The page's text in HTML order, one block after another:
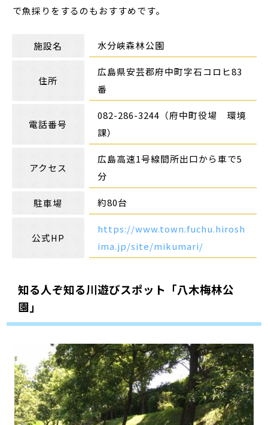
で魚採りをするのもおすすめです。
施設名 水分峡森林公園
住所
広島県安芸郡府中町字石コロヒ83
番
電話番号
082-286-3244（府中町役場 環境
課）
アクセス
広島高速1号線間所出口から車で5
分
駐車場 約80台
公式HP
https://www.town.fuchu.hirosh
ima.jp/site/mikumari/
知る人ぞ知る川遊びスポット「八木梅林公
園」